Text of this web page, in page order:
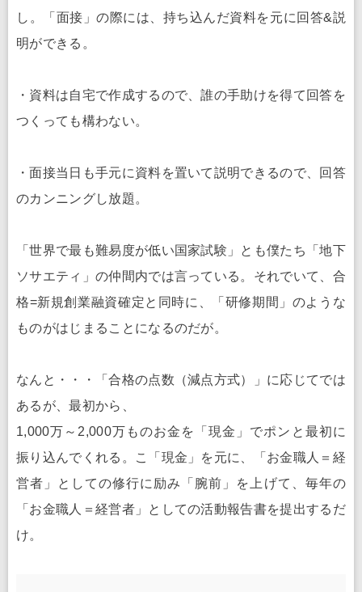
し。「面接」の際には、持ち込んだ資料を元に回答&説
明ができる。
・資料は自宅で作成するので、誰の手助けを得て回答を
つくっても構わない。
・面接当日も手元に資料を置いて説明できるので、回答
のカンニングし放題。
「世界で最も難易度が低い国家試験」とも僕たち「地下
ソサエティ」の仲間内では言っている。それでいて、合
格=新規創業融資確定と同時に、「研修期間」のような
ものがはじまることになるのだが。
なんと・・・「合格の点数（減点方式）」に応じてでは
あるが、最初から、
1,000万～2,000万ものお金を「現金」でポンと最初に
振り込んでくれる。こ「現金」を元に、「お金職人＝経
営者」としての修行に励み「腕前」を上げて、毎年の
「お金職人＝経営者」としての活動報告書を提出するだ
け。